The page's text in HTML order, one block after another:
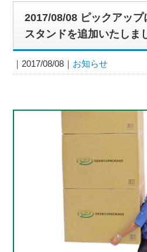
2017/08/08 ピックアッ
スタンドを追加いたしま
2017/08/08 お知らせ